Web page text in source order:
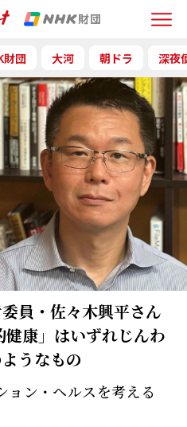
Menu
財団 大河 朝ドラ 深夜
員・佐々木興平さん
康」はいずれじんわ
うなもの
ョン・ヘルスを考える